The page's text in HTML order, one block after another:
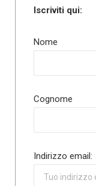
Iscriviti qui:
Nome
Cognome
Indirizzo email: